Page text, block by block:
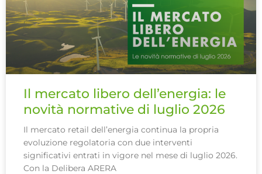
Il mercato libero dell’energia: le
novità normative di luglio 2026
Il mercato retail dell’energia continua la propria
evoluzione regolatoria con due interventi
significativi entrati in vigore nel mese di luglio 2026.
Con la Delibera ARERA